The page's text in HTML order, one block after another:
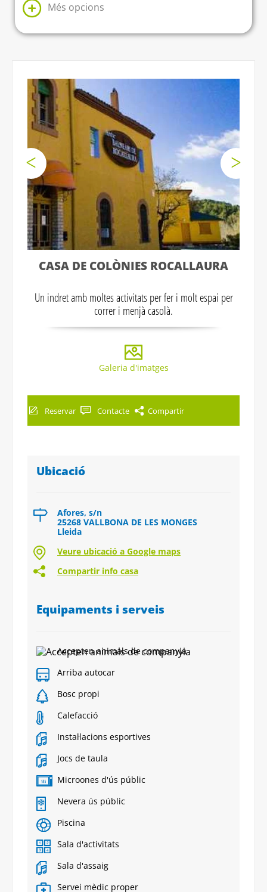
Més opcions
CASA DE COLÒNIES ROCALLAURA
Un indret amb moltes activitats per fer i molt espai per
correr i menjà casolà.
Galeria d'imatges
Reservar Contacte Compartir
Ubicació
Afores, s/n
25268 VALLBONA DE LES MONGES
Lleida
Veure ubicació a Google maps
Compartir info casa
Equipaments i serveis
Accepten animals de companyia
Arriba autocar
Bosc propi
Calefacció
Instal·lacions esportives
Jocs de taula
Microones d'ús públic
Nevera ús públic
Piscina
Sala d'activitats
Sala d'assaig
Servei mèdic proper